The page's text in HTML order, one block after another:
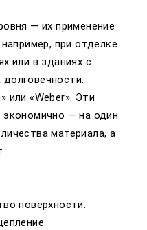
— их применение
при отделке
или в зданиях с
или «Weber». Эти
экономично — на один
материала, а
поверхности.